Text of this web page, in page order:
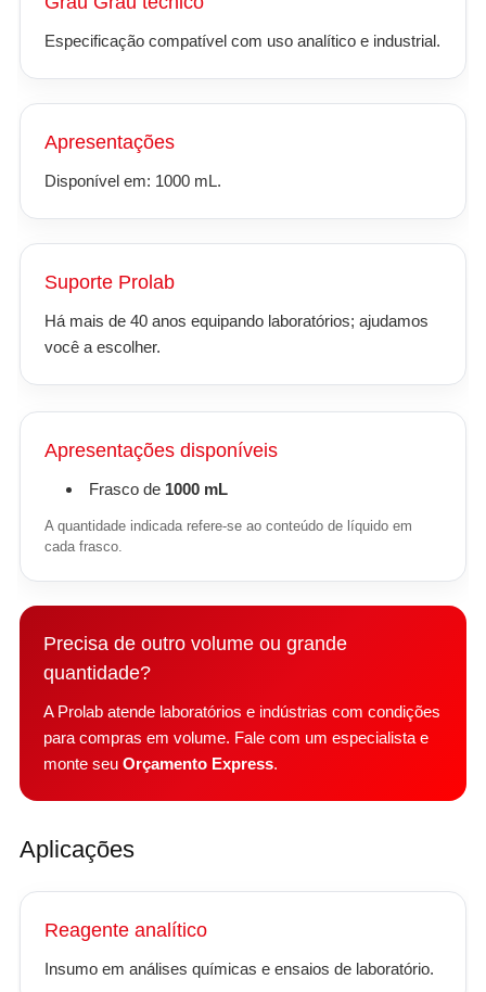
Especificação compatível com uso analítico e industrial.
Apresentações
Disponível em: 1000 mL.
Suporte Prolab
Há mais de 40 anos equipando laboratórios; ajudamos
você a escolher.
Apresentações disponíveis
Frasco de 1000 mL
A quantidade indicada refere-se ao conteúdo de líquido em
cada frasco.
Precisa de outro volume ou grande
quantidade?
A Prolab atende laboratórios e indústrias com condições
para compras em volume. Fale com um especialista e
monte seu Orçamento Express.
Aplicações
Reagente analítico
Insumo em análises químicas e ensaios de laboratório.